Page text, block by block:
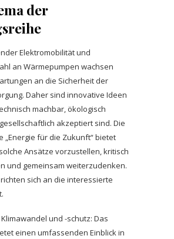
der
Elektromobilität und
an Wärmepumpen wachsen
an die Sicherheit der
Daher sind innovative Ideen
machbar, ökologisch
akzeptiert sind. Die
„Energie für die Zukunft“ bietet
Ansätze vorzustellen, kritisch
und gemeinsam weiterzudenken.
sich an die interessierte
und -schutz: Das
einen umfassenden Einblick in